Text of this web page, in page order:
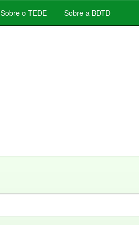
Sobre o TEDE Sobre a BDTD